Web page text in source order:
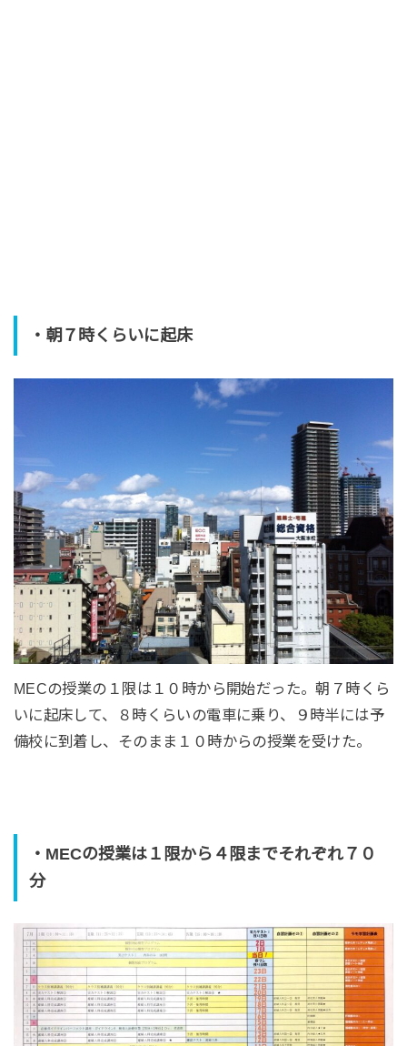
・朝７時くらいに起床
MECの授業の１限は１０時から開始だった。朝７時くら
いに起床して、８時くらいの電車に乗り、９時半には予
備校に到着し、そのまま１０時からの授業を受けた。
・MECの授業は１限から４限までそれぞれ７０
分